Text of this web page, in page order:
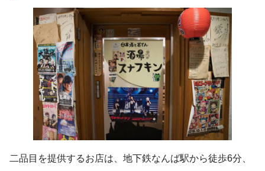
二品目を提供するお店は、地下鉄なんば駅から徒歩6分、